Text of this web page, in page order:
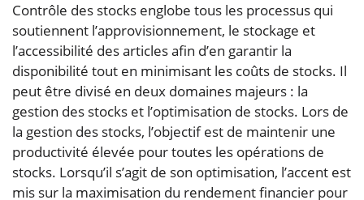
Contrôle des stocks englobe tous les processus qui
soutiennent l’approvisionnement, le stockage et
l’accessibilité des articles afin d’en garantir la
disponibilité tout en minimisant les coûts de stocks. Il
peut être divisé en deux domaines majeurs : la
gestion des stocks et l’optimisation de stocks. Lors de
la gestion des stocks, l’objectif est de maintenir une
productivité élevée pour toutes les opérations de
stocks. Lorsqu’il s’agit de son optimisation, l’accent est
mis sur la maximisation du rendement financier pour